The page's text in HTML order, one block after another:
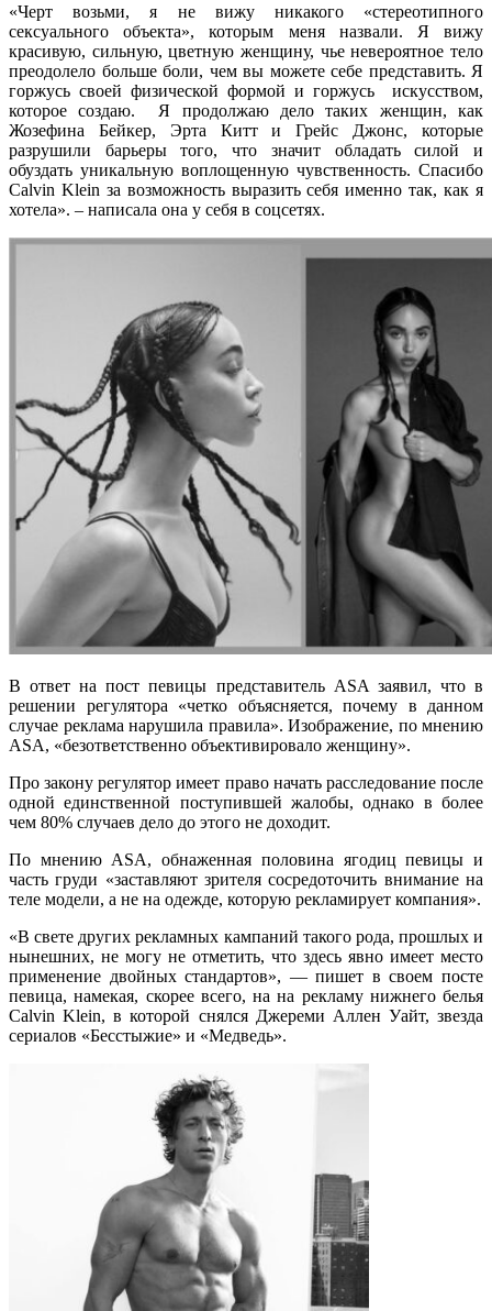
«Черт возьми, я не вижу никакого «стереотипного
сексуального объекта», которым меня назвали. Я вижу
красивую, сильную, цветную женщину, чье невероятное тело
преодолело больше боли, чем вы можете себе представить. Я
горжусь своей физической формой и горжусь искусством,
которое создаю. Я продолжаю дело таких женщин, как
Жозефина Бейкер, Эрта Китт и Грейс Джонс, которые
разрушили барьеры того, что значит обладать силой и
обуздать уникальную воплощенную чувственность. Спасибо
Calvin Klein за возможность выразить себя именно так, как я
хотела». – написала она у себя в соцсетях.
В ответ на пост певицы представитель ASA заявил, что в
решении регулятора «четко объясняется, почему в данном
случае реклама нарушила правила». Изображение, по мнению
ASA, «безответственно объективировало женщину».
Про закону регулятор имеет право начать расследование после
одной единственной поступившей жалобы, однако в более
чем 80% случаев дело до этого не доходит.
По мнению ASA, обнаженная половина ягодиц певицы и
часть груди «заставляют зрителя сосредоточить внимание на
теле модели, а не на одежде, которую рекламирует компания».
«В свете других рекламных кампаний такого рода, прошлых и
нынешних, не могу не отметить, что здесь явно имеет место
применение двойных стандартов», — пишет в своем посте
певица, намекая, скорее всего, на на рекламу нижнего белья
Calvin Klein, в которой снялся Джереми Аллен Уайт, звезда
сериалов «Бесстыжие» и «Медведь».